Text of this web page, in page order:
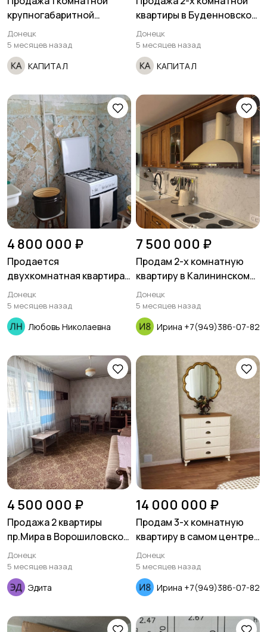
крупногабаритной
квартиры в Киевском
районе ориентираяк.
Донецк
5 месяцев назад
КАПИТАЛ
квартиры в Буденновском
районе ул.
Краснооктябрьская
ориентирагазин Ник.
Донецк
5 месяцев назад
КАПИТАЛ
4 800 000 ₽
Продается
двухкомнатная квартира
в доме из красного
кирпича по улице Артема
Донецк
5 месяцев назад
Любовь Николаевна
7 500 000 ₽
Продам 2-х комнатную
квартиру в Калининском
районе Грузия
Донецк
5 месяцев назад
Ирина +7(949)386-07-82
4 500 000 ₽
Продажа 2 квартиры
пр.Мира в Ворошиловском
районе
Донецк
5 месяцев назад
Эдита
14 000 000 ₽
Продам 3-х комнатную
квартиру в самом центре
города театр оперы и
балета
Донецк
5 месяцев назад
Ирина +7(949)386-07-82